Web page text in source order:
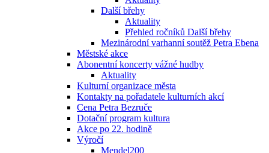
Další břehy
Aktuality
Přehled ročníků Další břehy
Mezinárodní varhanní soutěž Petra Ebena
Městské akce
Abonentní koncerty vážné hudby
Aktuality
Kulturní organizace města
Kontakty na pořadatele kulturních akcí
Cena Petra Bezruče
Dotační program kultura
Akce po 22. hodině
Výročí
Mendel200